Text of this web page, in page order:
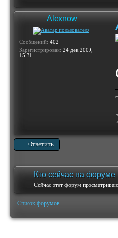
Alexnow
Сообщений: 402
Зарегистрирован: 24 дек 2009,
15:31
Ответить
Кто сейчас на форуме
Сейчас этот форум
Список форумов